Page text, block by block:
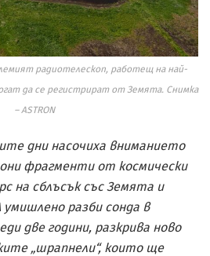
радиотелескоп, работещ на най-
да се регистрират от Земята. Снимка
– ASTRON
дни насочиха вниманието
фрагменти от космически
на сблъсък със Земята и
разби сонда в
две години, разкрива ново
„шрапнели“, които ще